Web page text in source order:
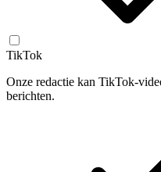
TikTok
Onze redactie kan TikTok-
berichten.